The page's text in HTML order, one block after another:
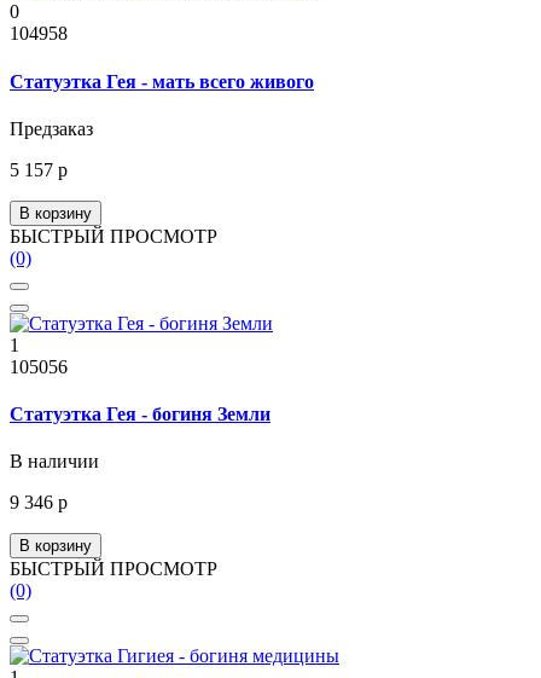
0
104958
Статуэтка Гея - мать всего живого
Предзаказ
5 157 р
В корзину
БЫСТРЫЙ ПРОСМОТР
(0)
1
105056
Статуэтка Гея - богиня Земли
В наличии
9 346 р
В корзину
БЫСТРЫЙ ПРОСМОТР
(0)